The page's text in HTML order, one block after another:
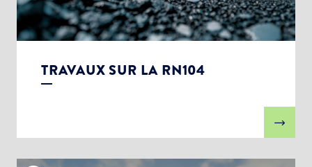
TRAVAUX SUR LA RN104